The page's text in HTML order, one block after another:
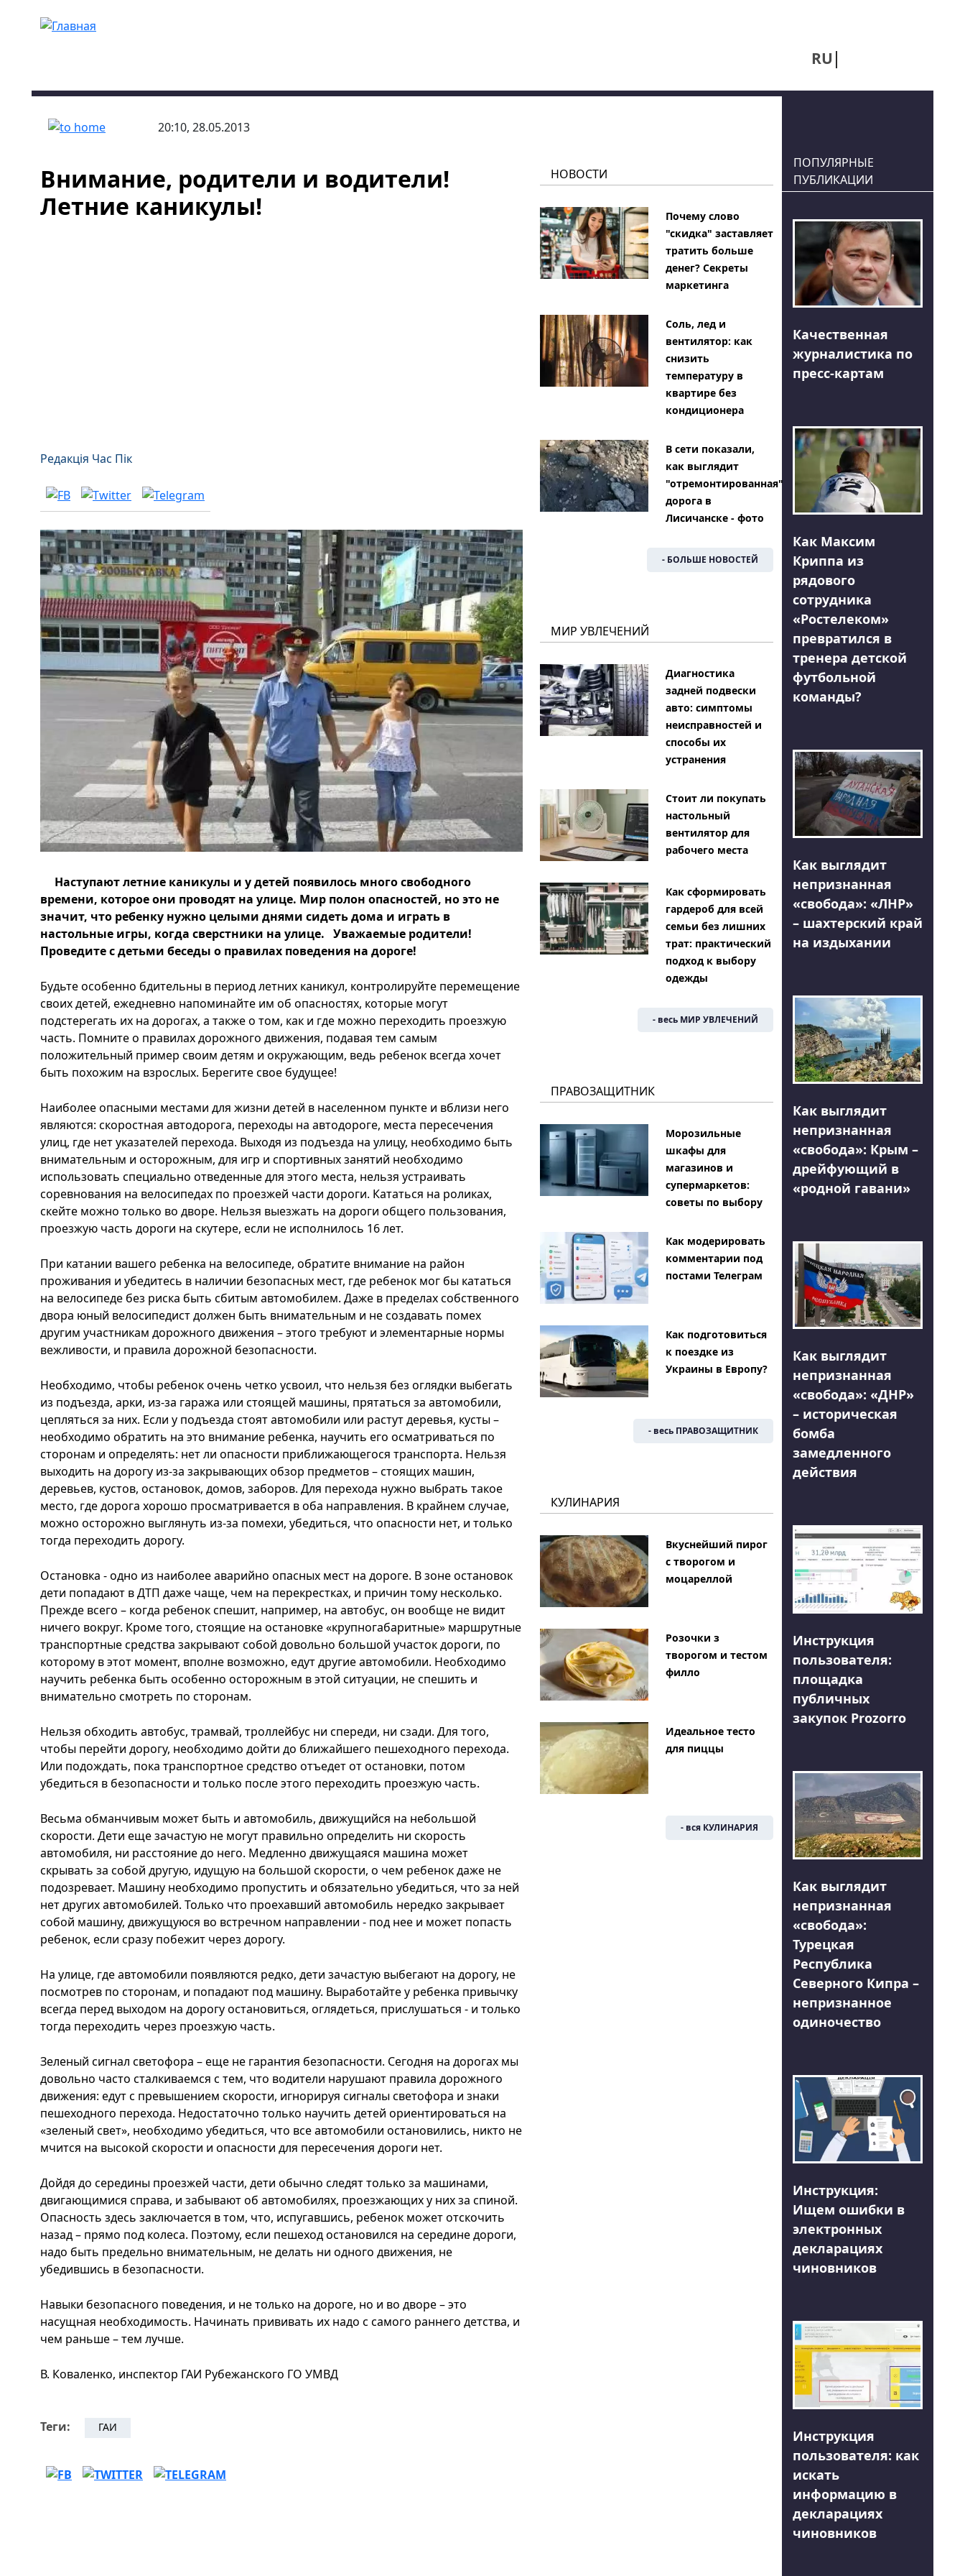
RU
20:10, 28.05.2013
Внимание, родители и водители!
Летние каникулы!
Редакція Час Пік
Наступают летние каникулы и у детей появилось много свободного
времени, которое они проводят на улице. Мир полон опасностей, но это не
значит, что ребенку нужно целыми днями сидеть дома и играть в
настольные игры, когда сверстники на улице. Уважаемые родители!
Проведите с детьми беседы о правилах поведения на дороге!
Будьте особенно бдительны в период летних каникул, контролируйте перемещение
своих детей, ежедневно напоминайте им об опасностях, которые могут
подстерегать их на дорогах, а также о том, как и где можно переходить проезжую
часть. Помните о правилах дорожного движения, подавая тем самым
положительный пример своим детям и окружающим, ведь ребенок всегда хочет
быть похожим на взрослых. Берегите свое будущее!
Наиболее опасными местами для жизни детей в населенном пункте и вблизи него
являются: скоростная автодорога, переходы на автодороге, места пересечения
улиц, где нет указателей перехода. Выходя из подъезда на улицу, необходимо быть
внимательным и осторожным, для игр и спортивных занятий необходимо
использовать специально отведенные для этого места, нельзя устраивать
соревнования на велосипедах по проезжей части дороги. Кататься на роликах,
скейте можно только во дворе. Нельзя выезжать на дороги общего пользования,
проезжую часть дороги на скутере, если не исполнилось 16 лет.
При катании вашего ребенка на велосипеде, обратите внимание на район
проживания и убедитесь в наличии безопасных мест, где ребенок мог бы кататься
на велосипеде без риска быть сбитым автомобилем. Даже в пределах собственного
двора юный велосипедист должен быть внимательным и не создавать помех
другим участникам дорожного движения – этого требуют и элементарные нормы
вежливости, и правила дорожной безопасности.
Необходимо, чтобы ребенок очень четко усвоил, что нельзя без оглядки выбегать
из подъезда, арки, из-за гаража или стоящей машины, прятаться за автомобили,
цепляться за них. Если у подъезда стоят автомобили или растут деревья, кусты –
необходимо обратить на это внимание ребенка, научить его осматриваться по
сторонам и определять: нет ли опасности приближающегося транспорта. Нельзя
выходить на дорогу из-за закрывающих обзор предметов – стоящих машин,
деревьев, кустов, остановок, домов, заборов. Для перехода нужно выбрать такое
место, где дорога хорошо просматривается в оба направления. В крайнем случае,
можно осторожно выглянуть из-за помехи, убедиться, что опасности нет, и только
тогда переходить дорогу.
Остановка - одно из наиболее аварийно опасных мест на дороге. В зоне остановок
дети попадают в ДТП даже чаще, чем на перекрестках, и причин тому несколько.
Прежде всего – когда ребенок спешит, например, на автобус, он вообще не видит
ничего вокруг. Кроме того, стоящие на остановке «крупногабаритные» маршрутные
транспортные средства закрывают собой довольно большой участок дороги, по
которому в этот момент, вполне возможно, едут другие автомобили. Необходимо
научить ребенка быть особенно осторожным в этой ситуации, не спешить и
внимательно смотреть по сторонам.
Нельзя обходить автобус, трамвай, троллейбус ни спереди, ни сзади. Для того,
чтобы перейти дорогу, необходимо дойти до ближайшего пешеходного перехода.
Или подождать, пока транспортное средство отъедет от остановки, потом
убедиться в безопасности и только после этого переходить проезжую часть.
Весьма обманчивым может быть и автомобиль, движущийся на небольшой
скорости. Дети еще зачастую не могут правильно определить ни скорость
автомобиля, ни расстояние до него. Медленно движущаяся машина может
скрывать за собой другую, идущую на большой скорости, о чем ребенок даже не
подозревает. Машину необходимо пропустить и обязательно убедиться, что за ней
нет других автомобилей. Только что проехавший автомобиль нередко закрывает
собой машину, движущуюся во встречном направлении - под нее и может попасть
ребенок, если сразу побежит через дорогу.
На улице, где автомобили появляются редко, дети зачастую выбегают на дорогу, не
посмотрев по сторонам, и попадают под машину. Выработайте у ребенка привычку
всегда перед выходом на дорогу остановиться, оглядеться, прислушаться - и только
тогда переходить через проезжую часть.
Зеленый сигнал светофора – еще не гарантия безопасности. Сегодня на дорогах мы
довольно часто сталкиваемся с тем, что водители нарушают правила дорожного
движения: едут с превышением скорости, игнорируя сигналы светофора и знаки
пешеходного перехода. Недостаточно только научить детей ориентироваться на
«зеленый свет», необходимо убедиться, что все автомобили остановились, никто не
мчится на высокой скорости и опасности для пересечения дороги нет.
Дойдя до середины проезжей части, дети обычно следят только за машинами,
двигающимися справа, и забывают об автомобилях, проезжающих у них за спиной.
Опасность здесь заключается в том, что, испугавшись, ребенок может отскочить
назад – прямо под колеса. Поэтому, если пешеход остановился на середине дороги,
надо быть предельно внимательным, не делать ни одного движения, не
убедившись в безопасности.
Навыки безопасного поведения, и не только на дороге, но и во дворе – это
насущная необходимость. Начинать прививать их надо с самого раннего детства, и
чем раньше – тем лучше.
В. Коваленко, инспектор ГАИ Рубежанского ГО УМВД
Теги: ГАИ
НОВОСТИ
Почему слово
"скидка" заставляет
тратить больше
денег? Секреты
маркетинга
Соль, лед и
вентилятор: как
снизить
температуру в
квартире без
кондиционера
В сети показали,
как выглядит
"отремонтированная"
дорога в
Лисичанске - фото
- БОЛЬШЕ НОВОСТЕЙ
МИР УВЛЕЧЕНИЙ
Диагностика
задней подвески
авто: симптомы
неисправностей и
способы их
устранения
Стоит ли покупать
настольный
вентилятор для
рабочего места
Как сформировать
гардероб для всей
семьи без лишних
трат: практический
подход к выбору
одежды
- весь МИР УВЛЕЧЕНИЙ
ПРАВОЗАЩИТНИК
Морозильные
шкафы для
магазинов и
супермаркетов:
советы по выбору
Как модерировать
комментарии под
постами Телеграм
Как подготовиться
к поездке из
Украины в Европу?
- весь ПРАВОЗАЩИТНИК
КУЛИНАРИЯ
Вкуснейший пирог
с творогом и
моцареллой
Розочки з
творогом и тестом
филло
Идеальное тесто
для пиццы
- вся КУЛИНАРИЯ
ПОПУЛЯРНЫЕ
ПУБЛИКАЦИИ
Качественная
журналистика по
пресс-картам
Как Максим
Криппа из
рядового
сотрудника
«Ростелеком»
превратился в
тренера детской
футбольной
команды?
Как выглядит
непризнанная
«свобода»: «ЛНР»
– шахтерский край
на издыхании
Как выглядит
непризнанная
«свобода»: Крым –
дрейфующий в
«родной гавани»
Как выглядит
непризнанная
«свобода»: «ДНР»
– историческая
бомба
замедленного
действия
Инструкция
пользователя:
площадка
публичных
закупок Prozorro
Как выглядит
непризнанная
«свобода»:
Турецкая
Республика
Северного Кипра –
непризнанное
одиночество
Инструкция:
Ищем ошибки в
электронных
декларациях
чиновников
Инструкция
пользователя: как
искать
информацию в
декларациях
чиновников